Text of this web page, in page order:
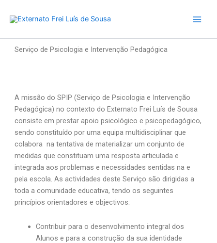
Serviço de Psicologia e Intervenção Pedagógica
A missão do SPIP (Serviço de Psicologia e Intervenção
Pedagógica) no contexto do Externato Frei Luís de Sousa
consiste em prestar apoio psicológico e psicopedagógico,
sendo constituído por uma equipa multidisciplinar que
colabora na tentativa de materializar um conjunto de
medidas que constituam uma resposta articulada e
integrada aos problemas e necessidades sentidas na e
pela escola. As actividades deste Serviço são dirigidas a
toda a comunidade educativa, tendo os seguintes
princípios orientadores e objectivos:
Contribuir para o desenvolvimento integral dos
Alunos e para a construção da sua identidade